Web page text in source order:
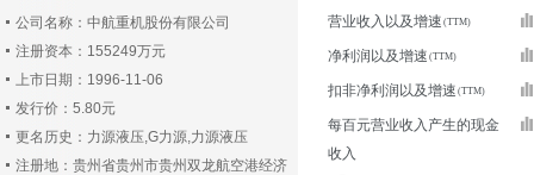
公司名称：中航重机股份有限公司
注册资本：155249万元
上市日期：1996-11-06
发行价：5.80元
更名历史：力源液压,G力源,力源液压
注册地：贵州省贵州市贵州双龙航空港经济
营业收入以及增速
净利润以及增速
扣非净利润以及增速
每百元营业收入产生的现金
收入